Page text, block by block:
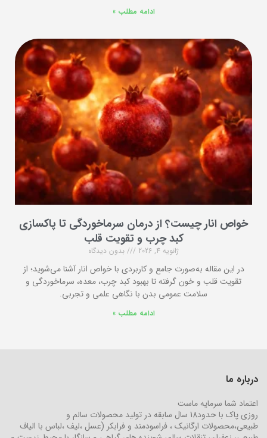
ادامه مطلب »
خواص انار چیست؟ از درمان سرماخوردگی تا پاکسازی
کبد چرب و تقویت قلب
ژانویه 4, 2026 بدون دیدگاه
در این مقاله به‌صورت جامع و کاربردی با خواص انار آشنا می‌شوید؛ از
تقویت قلب و خون گرفته تا بهبود کبد چرب، معده، سرماخوردگی و
سلامت عمومی بدن با نگاهی علمی و تجربی.
ادامه مطلب »
درباره ما
اعتماد شما سرمایه ماست
روزی پاک با حدود18 سال سابقه در تولید محصولات سالم و
طبیعی،محصولات ارگانیک ، فراسودمند و فرابکر (عسل ،لیف ،لباس با الیاف